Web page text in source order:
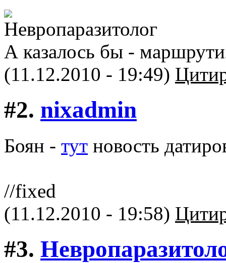
А казалось бы -
(11.12.2010 - 19:49)
#2. nixadmin
Боян - тут новость
//fixed
(11.12.2010 - 19:58)
#3.